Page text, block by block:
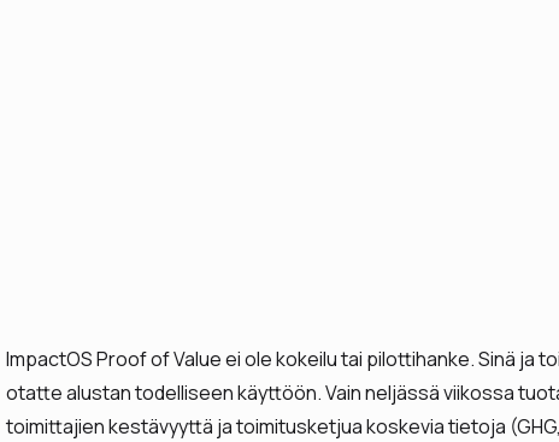
ImpactOS Proof of Value ei ole kokeilu tai pilottihanke. Sinä ja
otatte alustan todelliseen käyttöön. Vain neljässä viikossa
toimittajien kestävyyttä ja toimitusketjua koskevia tietoja (GHG,